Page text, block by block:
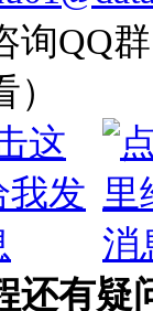
还有
线:
、 最